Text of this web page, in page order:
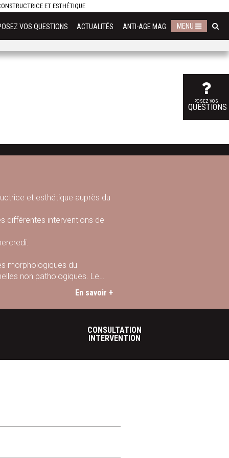
ET ESTHÉTIQUE
VOS QUESTIONS ACTUALITÉS ANTI-AGE MAG MENU
POSEZ VOS
QUESTIONS
et esthétique auprès du
différentes interventions de
morphologiques du
non pathologiques. Le
les implants mammaires,
En savoir +
CONSULTATION
INTERVENTION